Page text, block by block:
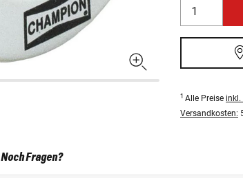
1 Alle Preise inkl.
Versandkosten:
Noch Fragen?